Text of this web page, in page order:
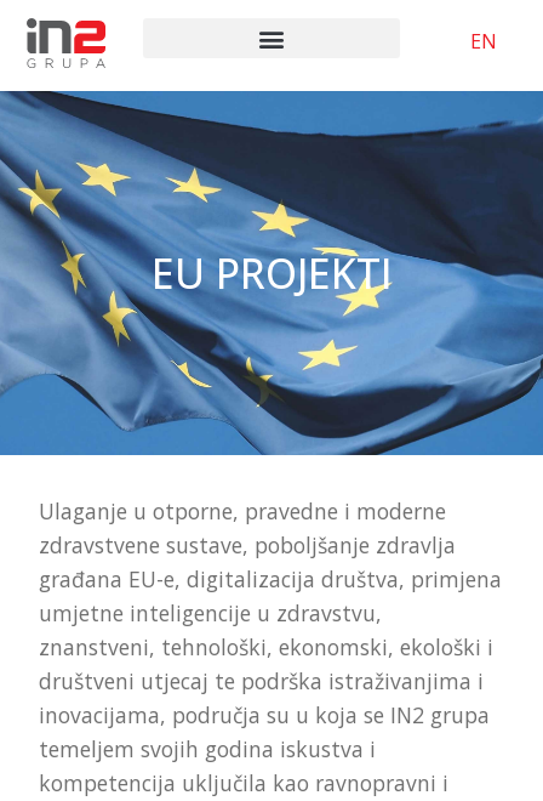
EN
EU PROJEKTI
Ulaganje u otporne, pravedne i moderne
zdravstvene sustave, poboljšanje zdravlja
građana EU-e, digitalizacija društva, primjena
umjetne inteligencije u zdravstvu,
znanstveni, tehnološki, ekonomski, ekološki i
društveni utjecaj te podrška istraživanjima i
inovacijama, područja su u koja se IN2 grupa
temeljem svojih godina iskustva i
kompetencija uključila kao ravnopravni i